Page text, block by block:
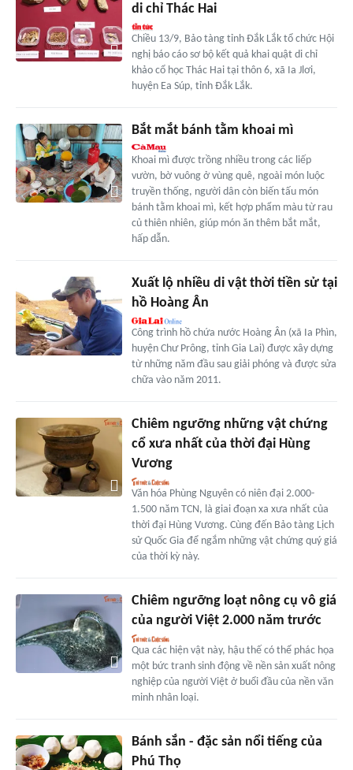
di chỉ Thác Hai
Chiều 13/9, Bảo tàng tỉnh Đắk Lắk tổ chức Hội
nghị báo cáo sơ bộ kết quả khai quật di chỉ
khảo cổ học Thác Hai tại thôn 6, xã Ia Jlơi,
huyện Ea Súp, tỉnh Đắk Lắk.
Bắt mắt bánh tằm khoai mì
Khoai mì được trồng nhiều trong các liếp
vườn, bờ vuông ở vùng quê, ngoài món luộc
truyền thống, người dân còn biến tấu món
bánh tằm khoai mì, kết hợp phẩm màu từ rau
củ thiên nhiên, giúp món ăn thêm bắt mắt,
hấp dẫn.
Xuất lộ nhiều di vật thời tiền sử tại
hồ Hoàng Ân
Công trình hồ chứa nước Hoàng Ân (xã Ia Phìn,
huyện Chư Prông, tỉnh Gia Lai) được xây dựng
từ những năm đầu sau giải phóng và được sửa
chữa vào năm 2011.
Chiêm ngưỡng những vật chứng
cổ xưa nhất của thời đại Hùng
Vương
Văn hóa Phùng Nguyên có niên đại 2.000-
1.500 năm TCN, là giai đoạn xa xưa nhất của
thời đại Hùng Vương. Cùng đến Bảo tàng Lịch
sử Quốc Gia để ngắm những vật chứng quý giá
của thời kỳ này.
Chiêm ngưỡng loạt nông cụ vô giá
của người Việt 2.000 năm trước
Qua các hiện vật này, hậu thế có thể phác họa
một bức tranh sinh động về nền sản xuất nông
nghiệp của người Việt ở buổi đầu của nền văn
minh nhân loại.
Bánh sắn - đặc sản nổi tiếng của
Phú Thọ